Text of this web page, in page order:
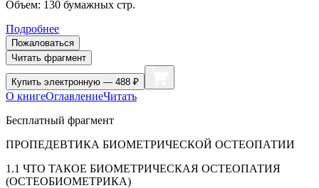
Объем: 130 бумажных стр.
Подробнее
Пожаловаться
Читать фрагмент
Купить электронную — 488 ₽
О книгеОглавлениеЧитать
Бесплатный фрагмент
ПРОПЕДЕВТИКА БИОМЕТРИЧЕСКОЙ ОСТЕОПАТИИ
1.1 ЧТО ТАКОЕ БИОМЕТРИЧЕСКАЯ ОСТЕОПАТИЯ
(ОСТЕОБИОМЕТРИКА)